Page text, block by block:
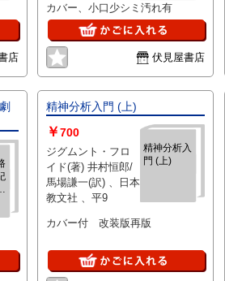
店
カバー、小口少シミ汚れ有
伏見屋書店
精神分析入門 (上)
精神分析入
門 (上)
￥700
ジグムント・フロ
イド(著) 井村恒郎/
馬場謙一(訳) 、日本
教文社 、平9
カバー付 改装版再版